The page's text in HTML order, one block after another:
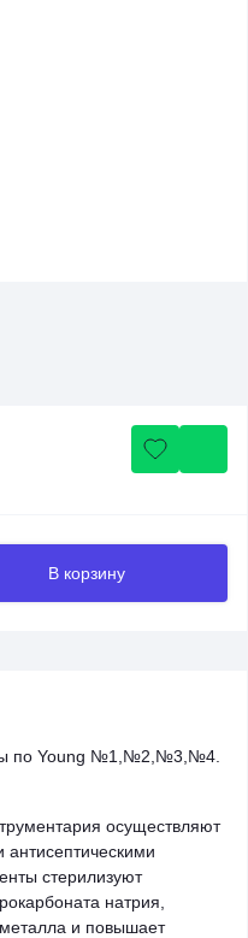
В корзину
по Young №1,№2,№3,№4.
осуществляют
стерилизуют
натрия,
и повышает